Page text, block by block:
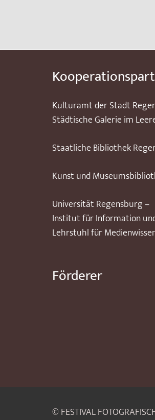
Kulturamt der Stadt
Städtische Galerie im
Staatliche Bibliothek
Kunst und
Universität Regensburg –
Institut für Information
Lehrstuhl für
Förderer
© FESTIVAL